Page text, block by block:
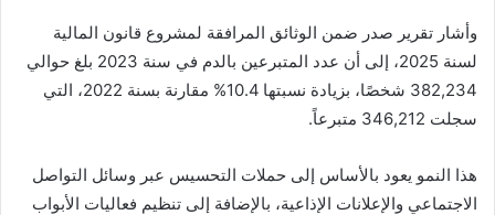
وأشار تقرير صدر ضمن الوثائق المرافقة لمشروع قانون المالية
لسنة 2025، إلى أن عدد المتبرعين بالدم في سنة 2023 بلغ حوالي
382,234 شخصًا، بزيادة نسبتها 10.4% مقارنة بسنة 2022، التي
سجلت 346,212 متبرعاً.
هذا النمو يعود بالأساس إلى حملات التحسيس عبر وسائل التواصل
الاجتماعي والإعلانات الإذاعية، بالإضافة إلى تنظيم فعاليات الأبواب